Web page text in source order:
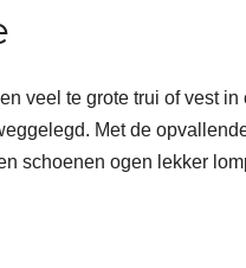
veel te grote trui of vest
Met de
schoenen ogen lekker